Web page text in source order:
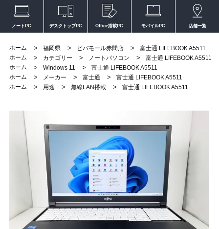
ノートPC デスクトップPC Office搭載PC モバイルPC 店舗一覧
ホーム > 福岡県 > ビバモール赤間店 >
富士通 LIFEBOOK A5511
ホーム
> カテゴリー > ノートパソコン >
富士通 LIFEBOOK A5511
ホーム
> Windows 11 >
富士通 LIFEBOOK A5511
ホーム
> メーカー > 富士通 >
富士通 LIFEBOOK A5511
ホーム
> 用途 > 無線LAN搭載 > 富士通 LIFEBOOK A5511